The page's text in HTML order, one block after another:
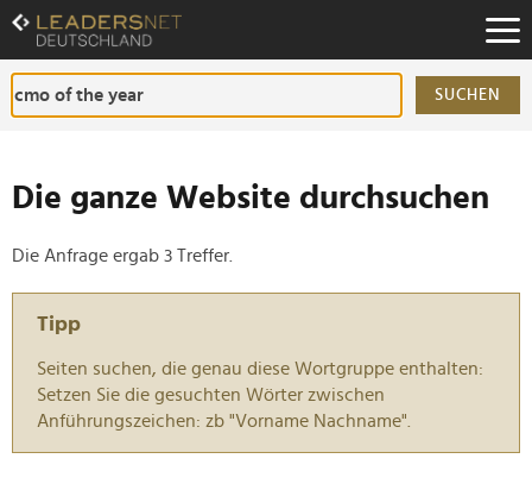
Zum
Inhalt
Zur
Fußzeilen-
Navigation
SUCHEN
Die ganze Website durchsuchen
Die Anfrage ergab 3 Treffer.
Tipp
Seiten suchen, die genau diese Wortgruppe enthalten:
Setzen Sie die gesuchten Wörter zwischen
Anführungszeichen: zb "Vorname Nachname".